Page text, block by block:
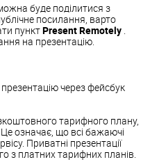
буде поділитися з
посилання, варто
пунктPresent Remotely
на презентацію.
через фейсбук
тарифного плану,
Це означає, що всі бажаючі
Приватні презентації
з платних тарифних планів.